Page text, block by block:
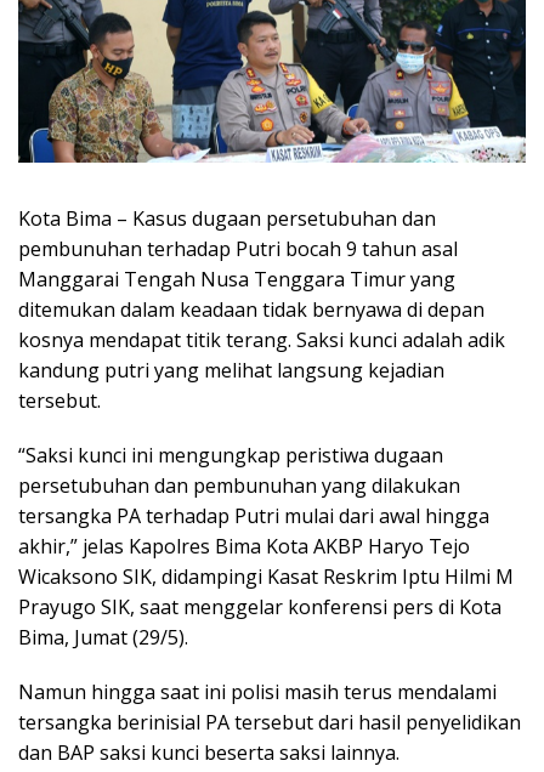
Kota Bima – Kasus dugaan persetubuhan dan
pembunuhan terhadap Putri bocah 9 tahun asal
Manggarai Tengah Nusa Tenggara Timur yang
ditemukan dalam keadaan tidak bernyawa di depan
kosnya mendapat titik terang. Saksi kunci adalah adik
kandung putri yang melihat langsung kejadian
tersebut.
“Saksi kunci ini mengungkap peristiwa dugaan
persetubuhan dan pembunuhan yang dilakukan
tersangka PA terhadap Putri mulai dari awal hingga
akhir,” jelas Kapolres Bima Kota AKBP Haryo Tejo
Wicaksono SIK, didampingi Kasat Reskrim Iptu Hilmi M
Prayugo SIK, saat menggelar konferensi pers di Kota
Bima, Jumat (29/5).
Namun hingga saat ini polisi masih terus mendalami
tersangka berinisial PA tersebut dari hasil penyelidikan
dan BAP saksi kunci beserta saksi lainnya.